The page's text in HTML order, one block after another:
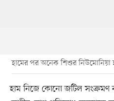
হামের পর অনেক শিশুর নিউমোনিয়া
হাম নিজে কোনো জটিল সংক্রমণ